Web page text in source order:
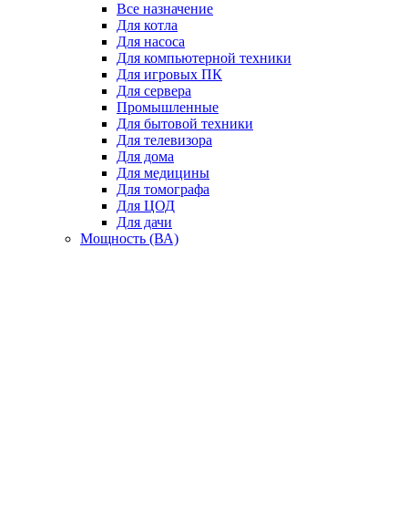
Все назначение
Для котла
Для насоса
Для компьютерной техники
Для игровых ПК
Для сервера
Промышленные
Для бытовой техники
Для телевизора
Для дома
Для медицины
Для томографа
Для ЦОД
Для дачи
Мощность (ВА)